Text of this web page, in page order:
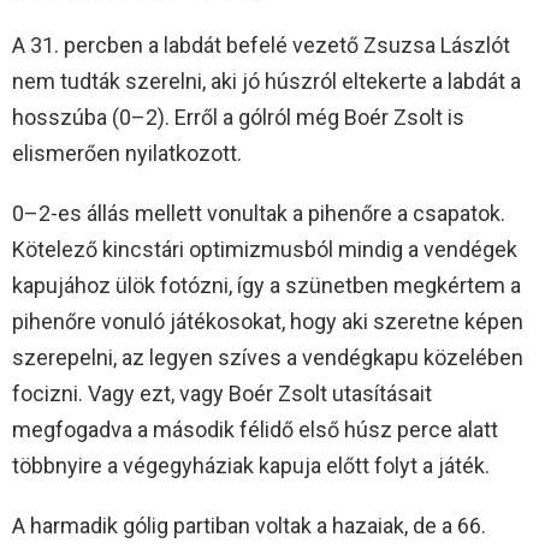
A 31. percben a labdát befelé vezető Zsuzsa Lászlót
nem tudták szerelni, aki jó húszról eltekerte a labdát a
hosszúba (0–2). Erről a gólról még Boér Zsolt is
elismerően nyilatkozott.
0–2-es állás mellett vonultak a pihenőre a csapatok.
Kötelező kincstári optimizmusból mindig a vendégek
kapujához ülök fotózni, így a szünetben megkértem a
pihenőre vonuló játékosokat, hogy aki szeretne képen
szerepelni, az legyen szíves a vendégkapu közelében
focizni. Vagy ezt, vagy Boér Zsolt utasításait
megfogadva a második félidő első húsz perce alatt
többnyire a végegyháziak kapuja előtt folyt a játék.
A harmadik gólig partiban voltak a hazaiak, de a 66.